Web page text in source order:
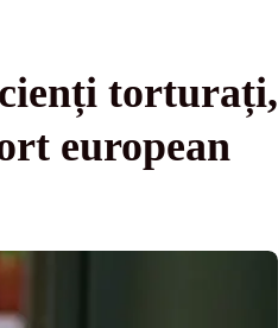
torturați,
european